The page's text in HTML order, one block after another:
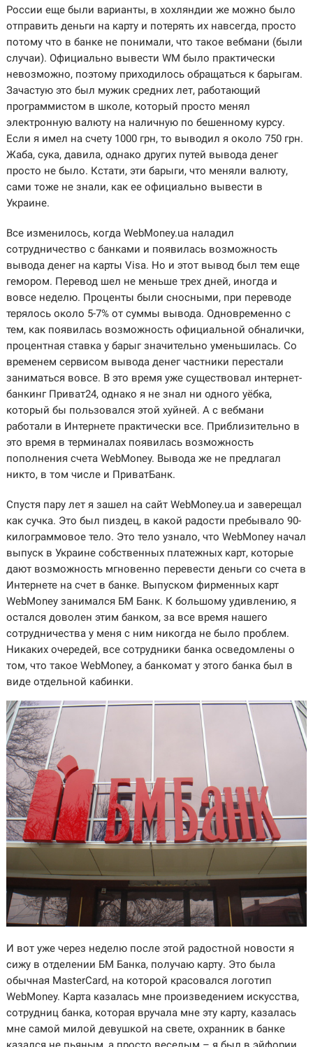
России еще были варианты, в хохляндии же можно было
отправить деньги на карту и потерять их навсегда, просто
потому что в банке не понимали, что такое вебмани (были
случаи). Официально вывести WM было практически
невозможно, поэтому приходилось обращаться к барыгам.
Зачастую это был мужик средних лет, работающий
программистом в школе, который просто менял
электронную валюту на наличную по бешенному курсу.
Если я имел на счету 1000 грн, то выводил я около 750 грн.
Жаба, сука, давила, однако других путей вывода денег
просто не было. Кстати, эти барыги, что меняли валюту,
сами тоже не знали, как ее официально вывести в
Украине.
Все изменилось, когда WebMoney.ua наладил
сотрудничество с банками и появилась возможность
вывода денег на карты Visa. Но и этот вывод был тем еще
гемором. Перевод шел не меньше трех дней, иногда и
вовсе неделю. Проценты были сносными, при переводе
терялось около 5-7% от суммы вывода. Одновременно с
тем, как появилась возможность официальной обналички,
процентная ставка у барыг значительно уменьшилась. Со
временем сервисом вывода денег частники перестали
заниматься вовсе. В это время уже существовал интернет-
банкинг Приват24, однако я не знал ни одного уёбка,
который бы пользовался этой хуйней. А с вебмани
работали в Интернете практически все. Приблизительно в
это время в терминалах появилась возможность
пополнения счета WebMoney. Вывода же не предлагал
никто, в том числе и ПриватБанк.
Спустя пару лет я зашел на сайт WebMoney.ua и заверещал
как сучка. Это был пиздец, в какой радости пребывало 90-
килограммовое тело. Это тело узнало, что WebMoney начал
выпуск в Украине собственных платежных карт, которые
дают возможность мгновенно перевести деньги со счета в
Интернете на счет в банке. Выпуском фирменных карт
WebMoney занимался БМ Банк. К большому удивлению, я
остался доволен этим банком, за все время нашего
сотрудничества у меня с ним никогда не было проблем.
Никаких очередей, все сотрудники банка осведомлены о
том, что такое WebMoney, а банкомат у этого банка был в
виде отдельной кабинки.
И вот уже через неделю после этой радостной новости я
сижу в отделении БМ Банка, получаю карту. Это была
обычная MasterCard, на которой красовался логотип
WebMoney. Карта казалась мне произведением искусства,
сотрудниц банка, которая вручала мне эту карту, казалась
мне самой милой девушкой на свете, охранник в банке